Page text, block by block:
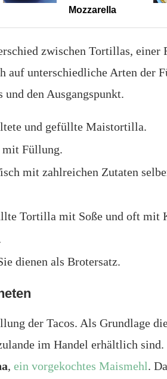
Mozzarella
zwischen Tortillas, einer
auf unterschiedliche Arten der
den Ausgangspunkt.
und gefüllte Maistortilla.
Füllung.
mit zahlreichen Zutaten
Tortilla mit Soße und oft mit
dienen als Brotersatz.
der Tacos. Als Grundlage
im Handel erhältlich sind.
, ein vorgekochtes Maismehl.